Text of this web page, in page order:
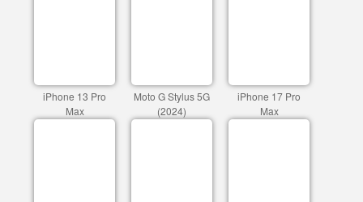
iPhone 13 Pro
Max
Moto G Stylus 5G
(2024)
iPhone 17 Pro
Max